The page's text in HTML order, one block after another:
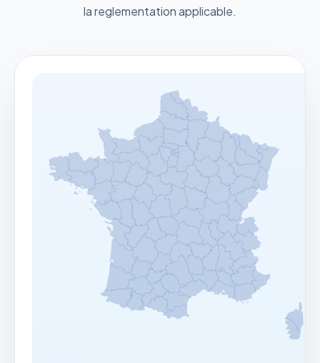
la reglementation applicable.